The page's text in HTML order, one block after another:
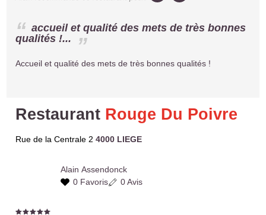
accueil et qualité des mets de très bonnes
qualités !...
Accueil et qualité des mets de très bonnes qualités !
Restaurant Rouge Du Poivre
Rue de la Centrale 24000 LIEGE
Alain Assendonck
0 Favoris
0 Avis